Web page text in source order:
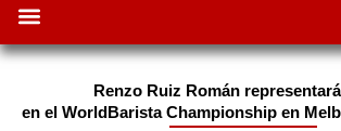
Renzo Ruiz Román
en el WorldBarista Championship en